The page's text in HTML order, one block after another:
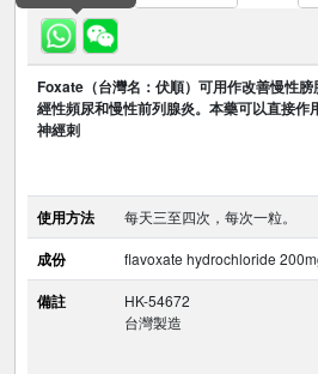
Foxate（台灣名：伏順）可用作改善慢性
經性頻尿和慢性前列腺炎。本藥可以直接作
神經刺
使用方法 每天三至四次，每次一粒。
成份 flavoxate hydrochloride
備註
HK-54672
台灣製造